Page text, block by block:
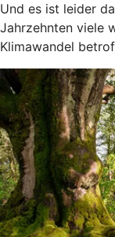
Und es ist leider
Jahrzehnten viele
Klimawandel